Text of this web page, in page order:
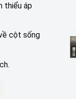
thiểu áp
cột sống